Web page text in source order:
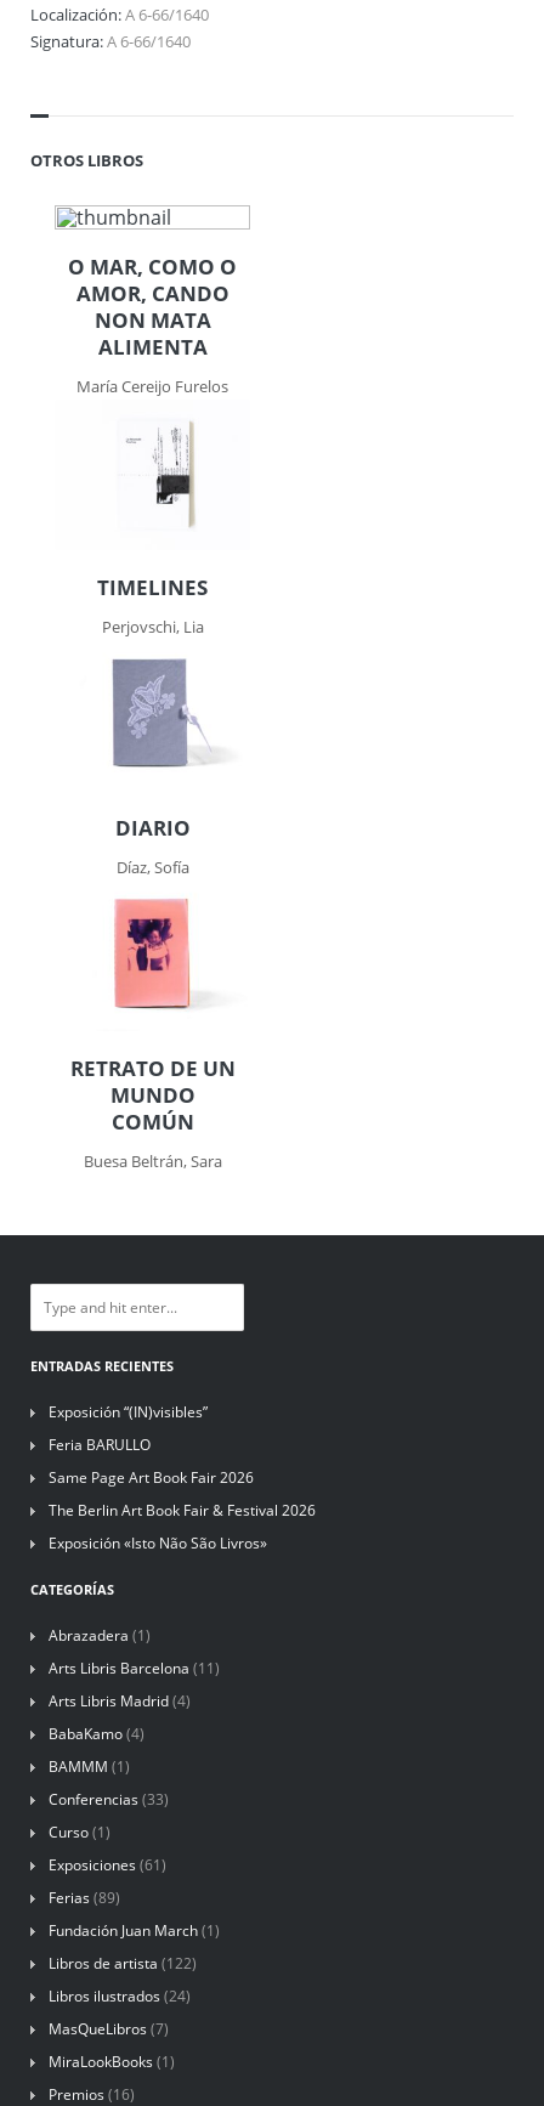
Localización:A 6-66/1640
Signatura:A 6-66/1640
OTROS LIBROS
O MAR, COMO O
AMOR, CANDO
NON MATA
ALIMENTA
María Cereijo Furelos
TIMELINES
Perjovschi, Lia
DIARIO
Díaz, Sofía
RETRATO DE UN
MUNDO
COMÚN
Buesa Beltrán, Sara
ENTRADAS RECIENTES
Exposición “(IN)visibles”
Feria BARULLO
Same Page Art Book Fair 2026
The Berlin Art Book Fair & Festival 2026
Exposición «Isto Não São Livros»
CATEGORÍAS
Abrazadera (1)
Arts Libris Barcelona (11)
Arts Libris Madrid(4)
BabaKamo(4)
BAMMM (1)
Conferencias (33)
Curso(1)
Exposiciones (61)
Ferias (89)
Fundación Juan March(1)
Libros de artista (122)
Libros ilustrados (24)
MasQueLibros (7)
MiraLookBooks (1)
Premios (16)